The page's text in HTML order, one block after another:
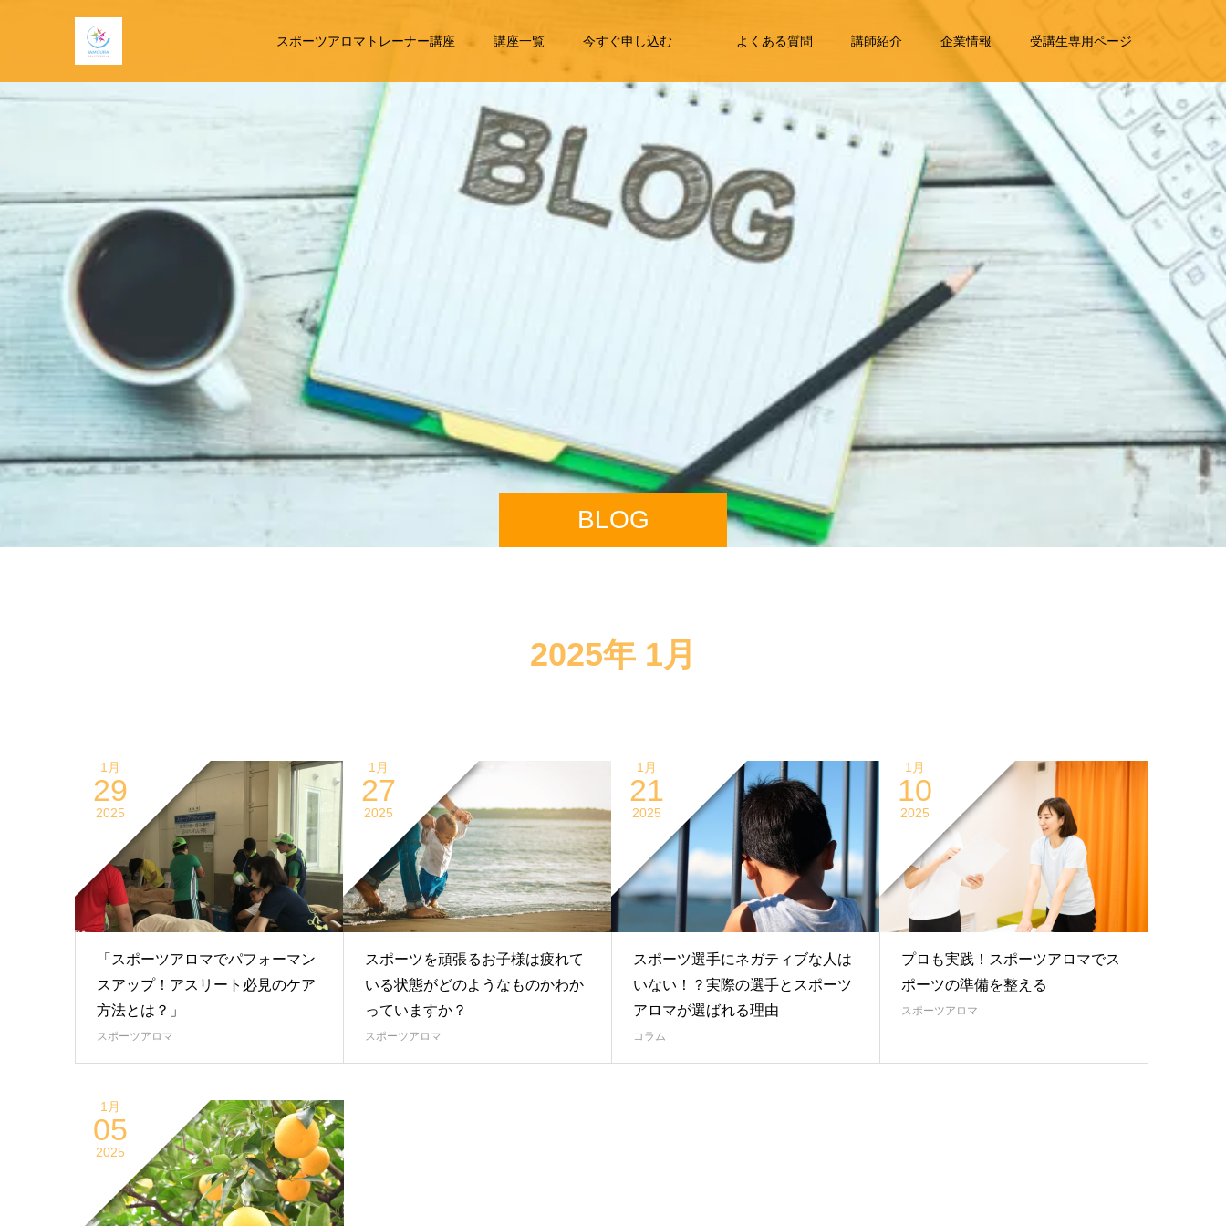
スポーツアロマトレーナー講座 講座一覧 今すぐ申し込む よくある質問 講師紹介 企業情報 受講生専用ページ
BLOG
2025年 1月
1月
29
2025
「スポーツアロマでパフォーマン
スアップ！アスリート必見のケア
方法とは？」
スポーツアロマ
1月
27
2025
スポーツを頑張るお子様は疲れて
いる状態がどのようなものかわか
っていますか？
スポーツアロマ
1月
21
2025
スポーツ選手にネガティブな人は
いない！？実際の選手とスポーツ
アロマが選ばれる理由
コラム
1月
10
2025
プロも実践！スポーツアロマでス
ポーツの準備を整える
スポーツアロマ
1月
05
2025